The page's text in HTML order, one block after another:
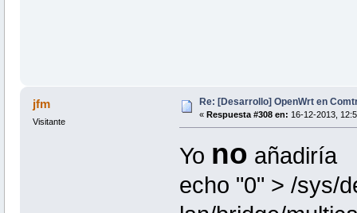
jfm
Visitante
Re: [Desarrollo] OpenWrt en
« Respuesta #308 en: 16-12-2013,
Yo no añadiría
echo "0" > /sys/